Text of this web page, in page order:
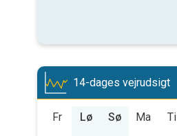
14-dages vejrudsigt
Fr Lø Sø Ma Ti